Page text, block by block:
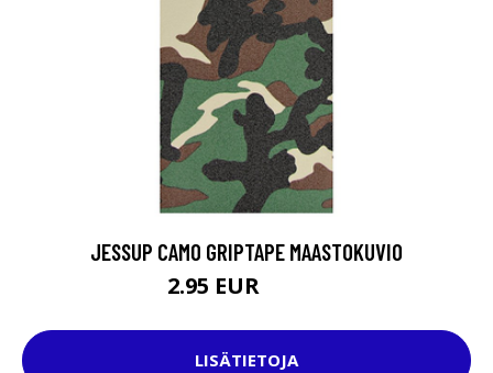
JESSUP CAMO GRIPTAPE MAASTOKUVIO
2.95 EUR
LISÄTIETOJA